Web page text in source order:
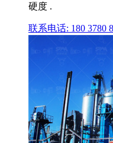
硬度 .
联系电话: 180 3780